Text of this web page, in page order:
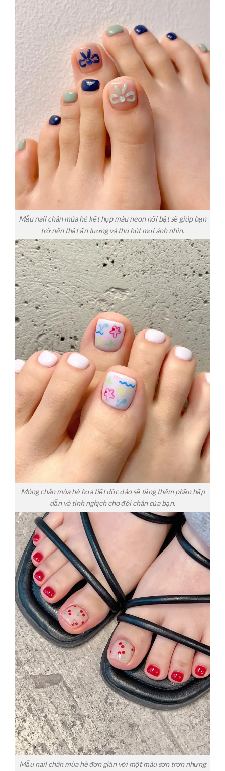
Mẫu nail chân mùa hè kết hợp màu neon nổi bật sẽ giúp bạn
trở nên thật ấn tượng và thu hút mọi ánh nhìn.
Móng chân mùa hè họa tiết độc đáo sẽ tăng thêm phần hấp
dẫn và tinh nghịch cho đôi chân của bạn.
Mẫu nail chân mùa hè đơn giản với một màu sơn trơn nhưng